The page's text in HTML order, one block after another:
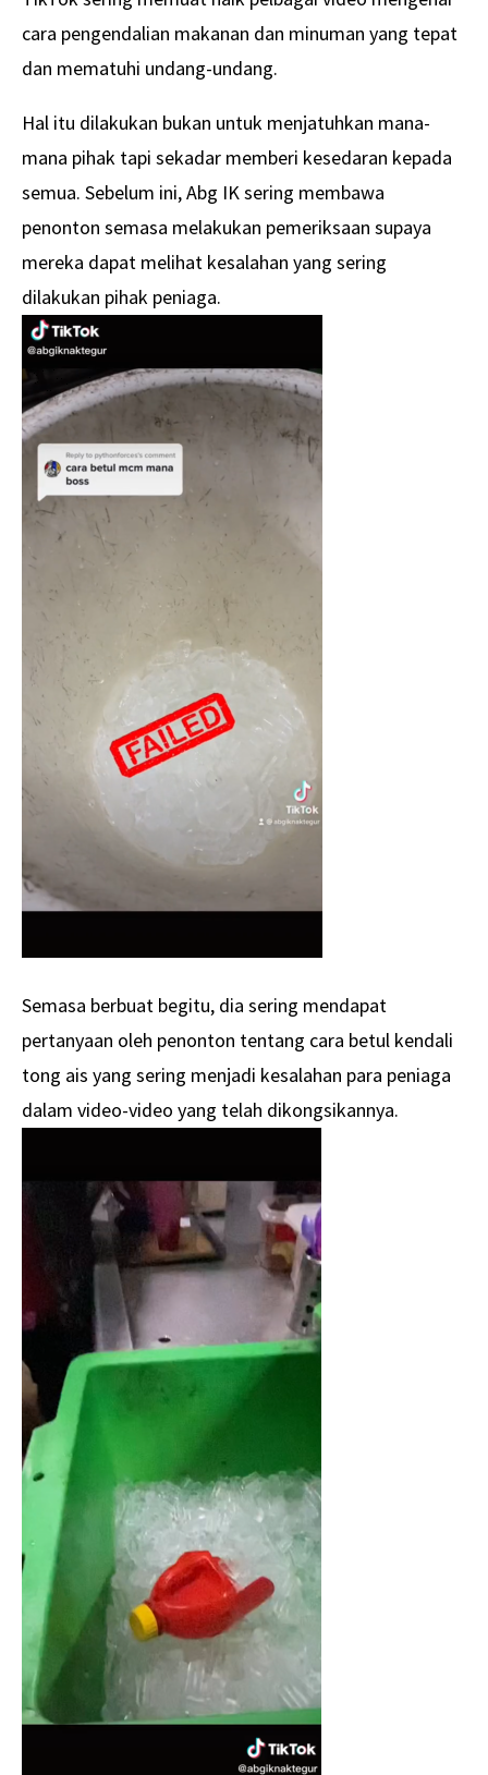
cara pengendalian makanan dan minuman yang tepat
dan mematuhi undang-undang.
Hal itu dilakukan bukan untuk menjatuhkan mana-
mana pihak tapi sekadar memberi kesedaran kepada
semua. Sebelum ini, Abg IK sering membawa
penonton semasa melakukan pemeriksaan supaya
mereka dapat melihat kesalahan yang sering
dilakukan pihak peniaga.
Semasa berbuat begitu, dia sering mendapat
pertanyaan oleh penonton tentang cara betul kendali
tong ais yang sering menjadi kesalahan para peniaga
dalam video-video yang telah dikongsikannya.